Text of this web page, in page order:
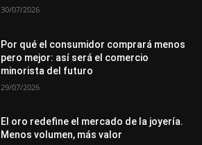
30/07/2026
Por qué el consumidor comprará menos
pero mejor: así será el comercio
minorista del futuro
29/07/2026
El oro redefine el mercado de la joyería.
Menos volumen, más valor